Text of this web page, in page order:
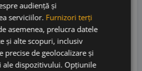
audiență și
serviciilor. Furnizori terți
asemenea, prelucra datele
și alte scopuri, inclusiv
precise de geolocalizare și
ale dispozitivului. Opțiunile